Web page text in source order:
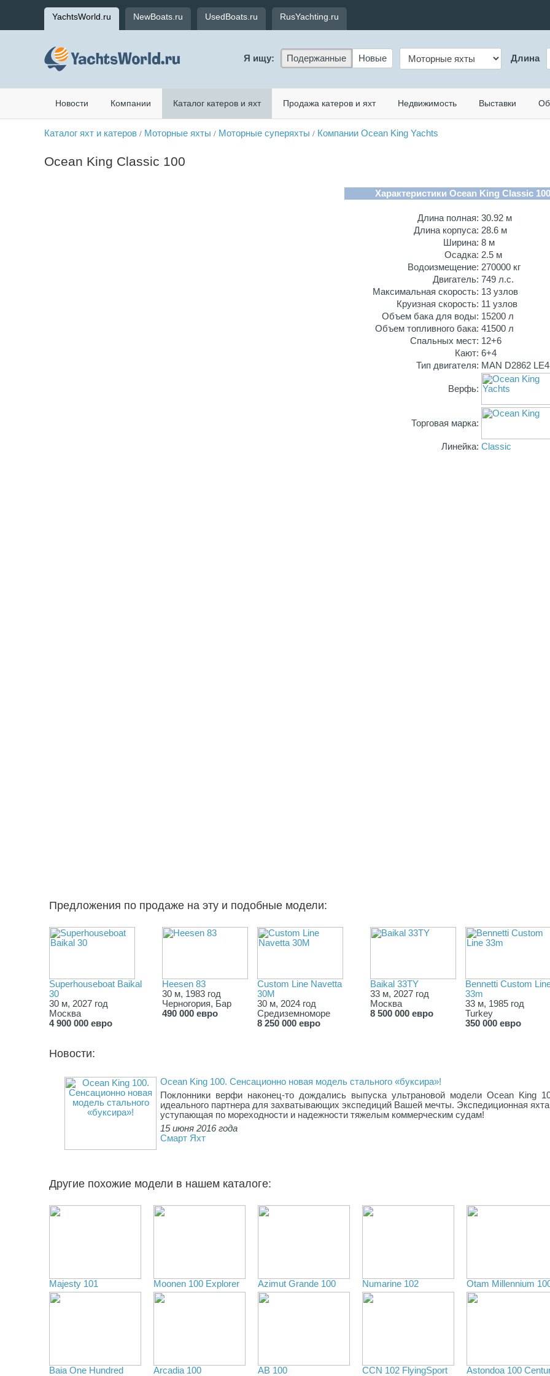
YachtsWorld.ru NewBoats.ru UsedBoats.ru RusYachting.ru
Я ищу: Подержанные Новые Длина
Новости Компании Каталог катеров и яхт Продажа катеров и яхт Недвижимость Выставки
Каталог яхт и катеров / Моторные яхты / Моторные суперяхты / Компании Ocean King Yachts
Ocean King Classic 100
Характеристики Ocean King Classic
Длина полная: 30.92 м
Длина корпуса: 28.6 м
Ширина: 8 м
Осадка: 2.5 м
Водоизмещение: 270000 кг
Двигатель: 749 л.с.
Максимальная скорость: 13 узлов
Круизная скорость: 11 узлов
Объем бака для воды: 15200 л
Объем топливного бака: 41500 л
Спальных мест: 12+6
Кают: 6+4
Тип двигателя: MAN D2862
Верфь:
Торговая марка:
Линейка: Classic
Предложения по продаже на эту и подобные модели:
Superhouseboat Baikal
30
30 м, 2027 год
Москва
4 900 000 евро
Heesen 83
30 м, 1983 год
Черногория, Бар
490 000 евро
Custom Line Navetta
30M
30 м, 2024 год
Средиземноморе
8 250 000 евро
Baikal 33TY
33 м, 2027 год
Москва
8 500 000 евро
Bennetti Custom
33m
33 м, 1985 год
Turkey
350 000 евро
Новости:
Ocean King 100. Сенсационно новая модель стального «буксира»!
Поклонники верфи наконец-то дождались выпуска ультрановой модели Ocean King
идеального партнера для захватывающих экспедиций Вашей мечты. Экспедиционная
уступающая по мореходности и надежности тяжелым коммерческим судам!
15 июня 2016 года
Смарт Яхт
Другие похожие модели в нашем каталоге:
Majesty 101 Moonen 100 Explorer Azimut Grande 100 Numarine 102 Otam Millennium
Baia One Hundred Arcadia 100 AB 100 CCN 102 FlyingSport Astondoa 100